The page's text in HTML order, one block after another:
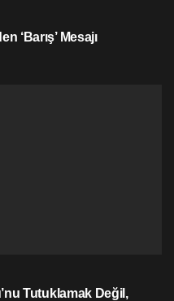
‘Barış’ Mesajı
Tutuklamak Değil,